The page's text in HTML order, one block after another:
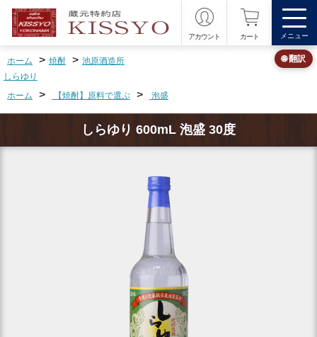
アカウント カート メニュー
ホーム > 焼酎 > 池原酒造所
しらゆり
ホーム
> 【焼酎】原料で選ぶ > 泡盛
しらゆり 600mL 泡盛 30度
🌐 翻訳